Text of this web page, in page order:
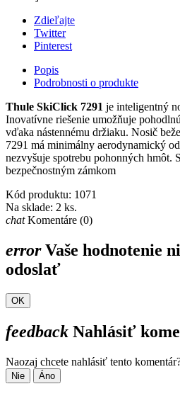
Zdieľajte
Twitter
Pinterest
Popis
Podrobnosti o produkte
Thule SkiClick 7291 je inteligentný
Inovatívne riešenie umožňuje
vďaka nástennému držiaku. Nosič
7291 má minimálny aerodynamický
nezvyšuje spotrebu pohonných hmôt.
bezpečnostným zámkom
Kód produktu: 1071
Na sklade: 2 ks.
chatKomentáre (0)
errorVaše hodnotenie
odoslať
OK
feedback Nahlásiť
Naozaj chcete nahlásiť tento
Nie Áno